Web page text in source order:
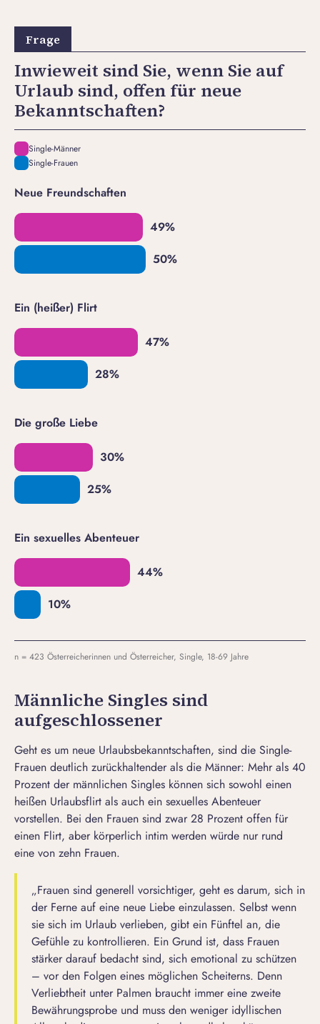
Inwieweit sind Sie, wenn Sie auf
Urlaub sind, offen für neue
Bekanntschaften?
Single-Männer
Single-Frauen
Neue Freundschaften
Ein (heißer) Flirt
Die große Liebe
Ein sexuelles Abenteuer
n = 423 Österreicherinnen und Österreicher, Single, 18-69 Jahre
Männliche Singles sind
aufgeschlossener
Geht es um neue Urlaubsbekanntschaften, sind die Single-
Frauen deutlich zurückhaltender als die Männer: Mehr als 40
Prozent der männlichen Singles können sich sowohl einen
heißen Urlaubsflirt als auch ein sexuelles Abenteuer
vorstellen. Bei den Frauen sind zwar 28 Prozent offen für
einen Flirt, aber körperlich intim werden würde nur rund
eine von zehn Frauen.
„Frauen sind generell vorsichtiger, geht es darum, sich in
der Ferne auf eine neue Liebe einzulassen. Selbst wenn
sie sich im Urlaub verlieben, gibt ein Fünftel an, die
Gefühle zu kontrollieren. Ein Grund ist, dass Frauen
stärker darauf bedacht sind, sich emotional zu schützen
– vor den Folgen eines möglichen Scheiterns. Denn
Verliebtheit unter Palmen braucht immer eine zweite
Bewährungsprobe und muss den weniger idyllischen